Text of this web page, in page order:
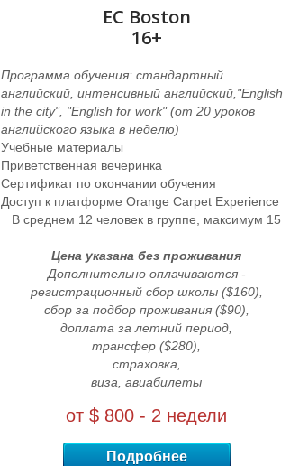
EC Boston
16+
Программа обучения: стандартный
английский, интенсивный английский,"English
in the city", "English for work" (от 20 уроков
английского языка в неделю)
Учебные материалы
Приветственная вечеринка
Сертификат по окончании обучения
Доступ к платформе Orange Carpet Experience
В среднем 12 человек в группе, максимум 15
Цена указана без проживания
Дополнительно оплачиваются -
регистрационный сбор школы ($160),
сбор за подбор проживания ($90),
доплата за летний период,
трансфер ($280),
страховка,
виза, авиабилеты
от $ 800 - 2 недели
Подробнее